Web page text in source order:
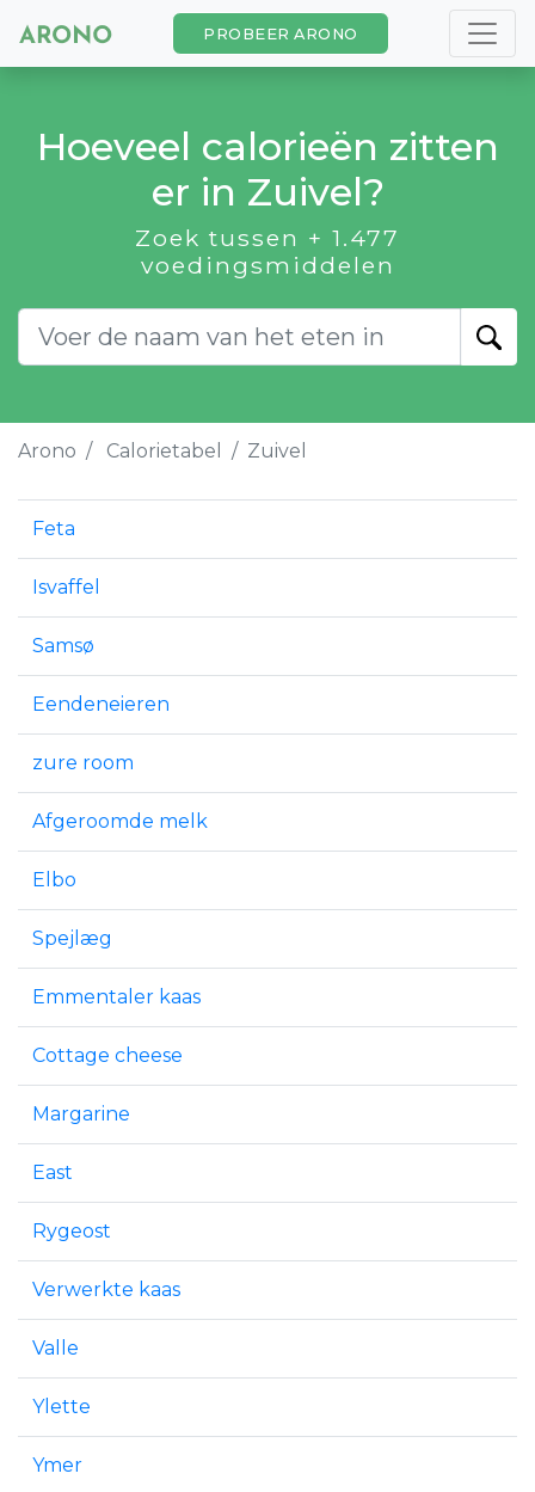
PROBEER ARONO
Hoeveel calorieën zitten
er in Zuivel?
Zoek tussen + 1.477
voedingsmiddelen
Arono Calorietabel Zuivel
Feta
Isvaffel
Samsø
Eendeneieren
zure room
Afgeroomde melk
Elbo
Spejlæg
Emmentaler kaas
Cottage cheese
Margarine
East
Rygeost
Verwerkte kaas
Valle
Ylette
Ymer